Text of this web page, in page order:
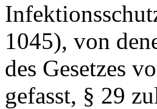
1045), von
des Gesetzes
gefasst, § 29